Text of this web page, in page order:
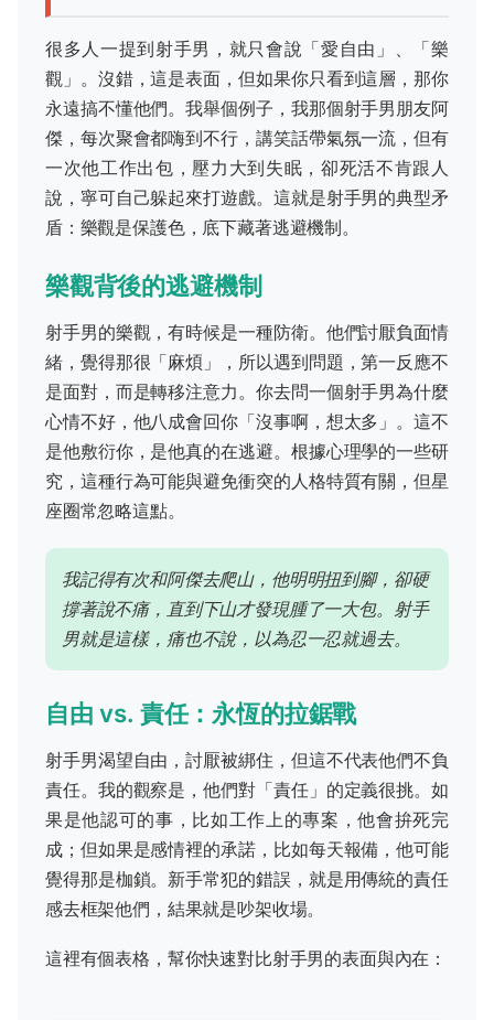
很多人一提到射手男，就只會說「愛自由」、「樂
觀」。沒錯，這是表面，但如果你只看到這層，那你
永遠搞不懂他們。我舉個例子，我那個射手男朋友阿
傑，每次聚會都嗨到不行，講笑話帶氣氛一流，但有
一次他工作出包，壓力大到失眠，卻死活不肯跟人
說，寧可自己躲起來打遊戲。這就是射手男的典型矛
盾：樂觀是保護色，底下藏著逃避機制。
樂觀背後的逃避機制
射手男的樂觀，有時候是一種防衛。他們討厭負面情
緒，覺得那很「麻煩」，所以遇到問題，第一反應不
是面對，而是轉移注意力。你去問一個射手男為什麼
心情不好，他八成會回你「沒事啊，想太多」。這不
是他敷衍你，是他真的在逃避。根據心理學的一些研
究，這種行為可能與避免衝突的人格特質有關，但星
座圈常忽略這點。
我記得有次和阿傑去爬山，他明明扭到腳，卻硬
撐著說不痛，直到下山才發現腫了一大包。射手
男就是這樣，痛也不說，以為忍一忍就過去。
自由 vs. 責任：永恆的拉鋸戰
射手男渴望自由，討厭被綁住，但這不代表他們不負
責任。我的觀察是，他們對「責任」的定義很挑。如
果是他認可的事，比如工作上的專案，他會拚死完
成；但如果是感情裡的承諾，比如每天報備，他可能
覺得那是枷鎖。新手常犯的錯誤，就是用傳統的責任
感去框架他們，結果就是吵架收場。
這裡有個表格，幫你快速對比射手男的表面與內在：